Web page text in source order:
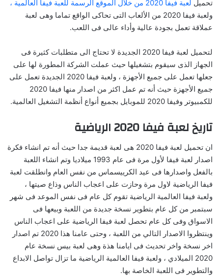
تحميل لعبة فيفا 2020 من خلال الموقع الرسمة للعبة فيفا العالمية ،
ولعبة فيفا 2020 من الألعاب التى تحاكى الواقع تماما وهى لعبة
عملاقة تعمل بجودة عالية وأداء عالى فى اللعب.
لتحميل لعبة فيفا 2020 الجديدة لا تحتاج الى متطلبات كثيرة فى
الجهاز الذى سيقوم بتشغيلها حيث عملت الشركة المطورة لها على
جعلها تعمل على جميع الأجهزة ، ولعبة فيفا 2020 الجديدة تعمل على
جميع الأجهزة حيث أنه تم عمل اكثر من اصدار منها فيفا 2020
للكمبيوتر وفيفا 2020 للموبايل بجميع أنواع أنظمة التشغيل العالمية.
تاريخ لعبة فيفا 2020 الرياضية
ان تحميل لعبة فيفا 2020 هى لعبة قديمة جدا حيث أنه تم انشاء فكرة
اصدار لعبة فيفا لأول مرة فى عام 1993 ميلاديا وتم انشاء اللعبة
بالفعل واصدارها فى عيد الكرييسماس من نفس العام وانطلقت لعبة
فيفا الرياضية لاول مرة وحازت على اعجاب الناس وذاع صيتها ،
ولعبة فيفا العالمية الرياضية تقوم كل عام فى نفس الموعد فى شهر
سبتمبر من كل عام بتطوير نسخة جديدة من اللعبة وبيعها فى
الاسواق وفى كل عام تحصل لعبة فيفا الرياضية على اعجاب الناس
وينتظروا الاصدار التالي من اللعبة ، وحتى عامنا هذا 2020 تم اصدار
اخر نسخة واخر تحديث فى ايامنا هذة وهى لعبة بيس نسخة عام
2020 الميلادي ، ولعبة فيفا العالمية الرياضية ما تزال تواصل الابداع
والتطوير فى اللعبة الخاصة بها.